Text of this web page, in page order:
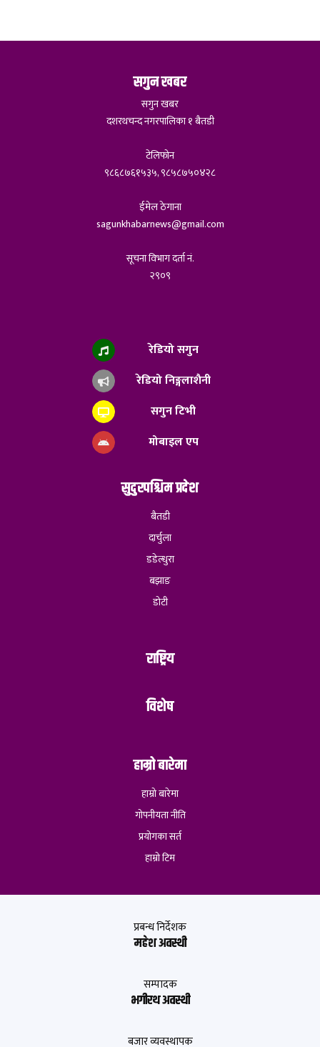
सगुन खबर
सगुन खबर
दशरथचन्द नगरपालिका १ बैतडी
टेलिफोन
९८६८७६१५३५, ९८५८७५०४२८
ईमेल ठेगाना
sagunkhabarnews@gmail.com
सूचना विभाग दर्ता नं.
२९०९
रेडियो सगुन
रेडियो निङ्गलाशैनी
सगुन टिभी
मोबाइल एप
सुदुरपश्चिम प्रदेश
बैतडी
दार्चुला
डडेल्धुरा
बझाङ
डोटी
राष्ट्रिय
विशेष
हाम्रो बारेमा
हाम्रो बारेमा
गोपनीयता नीति
प्रयोगका सर्त
हाम्रो टिम
प्रबन्ध निर्देशक
महेश अवस्थी
सम्पादक
भगीरथ अवस्थी
बजार व्यवस्थापक